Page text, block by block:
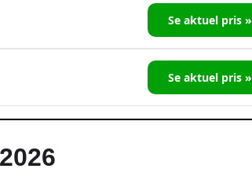
Se aktuel pris »
Se aktuel pris »